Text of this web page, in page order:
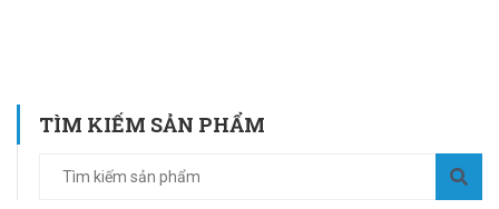
TÌM KIẾM SẢN PHẨM